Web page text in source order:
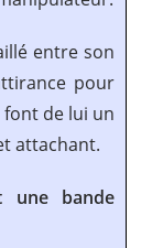
entre son
pour
font de lui un
attachant.
une bande